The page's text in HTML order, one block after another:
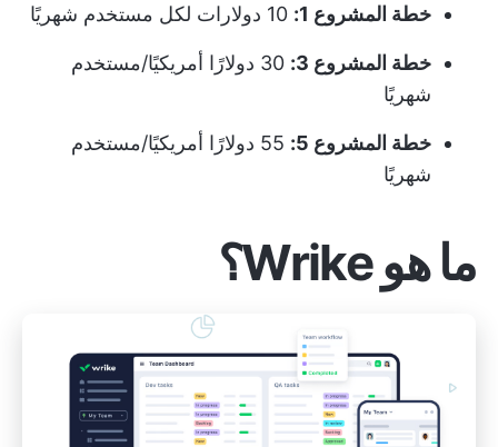
خطة المشروع 1:
خطة المشروع 3:
30 دولارًا أمريكيًا/مستخدم
شهريًا
خطة المشروع 5:
55 دولارًا أمريكيًا/مستخدم
شهريًا
ما هو Wrike؟